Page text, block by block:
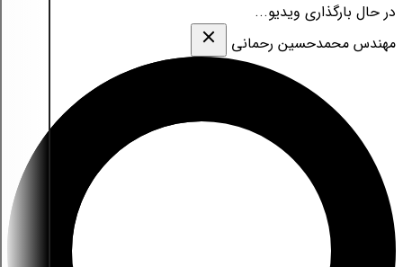
در حال بارگذاری ویدیو...
مهندس محمدحسین رحمانی